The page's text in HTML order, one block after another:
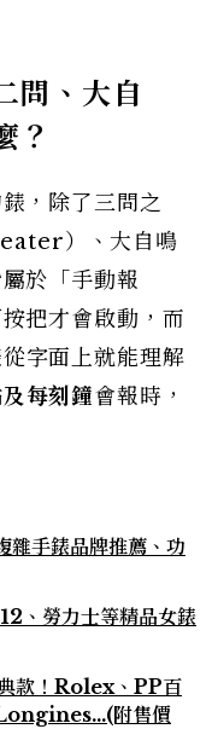
問、大自
？
，除了三問之
）、大自鳴
於「手動報
把才會啟動，而
從字面上就能理解
每刻鐘會報時，
雜手錶品牌推薦、功
、勞力士等精品女錶
款！Rolex、PP百
附售價